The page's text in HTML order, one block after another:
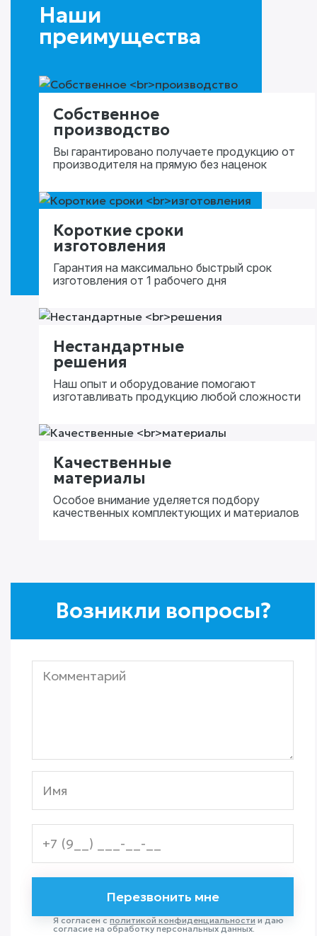
Наши
преимущества
Собственное
производство
Вы гарантировано получаете продукцию от
производителя на прямую без наценок
Короткие сроки
изготовления
Гарантия на максимально быстрый срок
изготовления от 1 рабочего дня
Нестандартные
решения
Наш опыт и оборудование помогают
изготавливать продукцию любой сложности
Качественные
материалы
Особое внимание уделяется подбору
качественных комплектующих и материалов
Возникли вопросы?
Я согласен с политикой конфиденциальности и даю
согласие на обработку персональных данных.